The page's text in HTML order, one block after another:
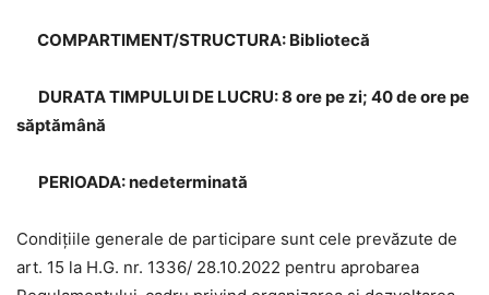
COMPARTIMENT/STRUCTURA: Bibliotecă
DURATA TIMPULUI DE LUCRU: 8 ore pe zi; 40 de ore pe
săptămână
PERIOADA: nedeterminată
Condiţiile generale de participare sunt cele prevăzute de
art. 15 la H.G. nr. 1336/ 28.10.2022 pentru aprobarea